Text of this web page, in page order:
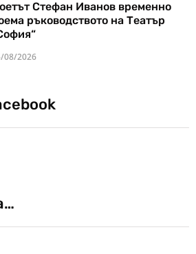
Стефан Иванов временно
ръководството на Театър
08/2026